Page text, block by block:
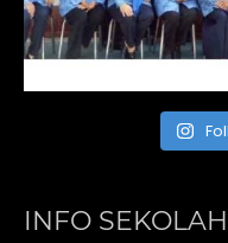
INFO SEKOLAH